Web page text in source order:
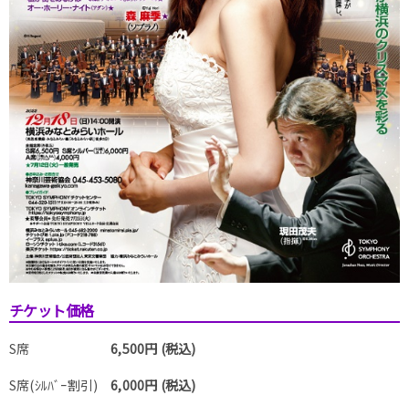
チケット価格
S席
6,500円 (税込)
S席(ｼﾙﾊﾞｰ割引)
6,000円 (税込)